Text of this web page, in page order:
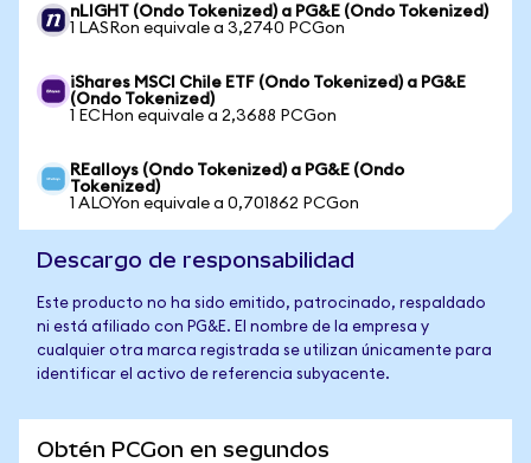
nLIGHT (Ondo Tokenized) a PG&E (Ondo Tokenized)
1 LASRon equivale a 3,2740 PCGon
iShares MSCI Chile ETF (Ondo Tokenized) a PG&E
(Ondo Tokenized)
1 ECHon equivale a 2,3688 PCGon
REalloys (Ondo Tokenized) a PG&E (Ondo
Tokenized)
1 ALOYon equivale a 0,701862 PCGon
Descargo de responsabilidad
Este producto no ha sido emitido, patrocinado, respaldado
ni está afiliado con PG&E. El nombre de la empresa y
cualquier otra marca registrada se utilizan únicamente para
identificar el activo de referencia subyacente.
Obtén PCGon en segundos